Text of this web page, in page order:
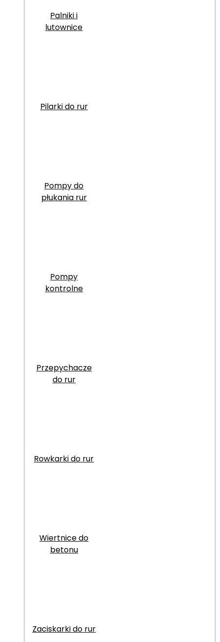
Palniki i
lutownice
Pilarki do rur
Pompy do
płukania rur
Pompy
kontrolne
Przepychacze
do rur
Rowkarki do rur
Wiertnice do
betonu
Zaciskarki do rur